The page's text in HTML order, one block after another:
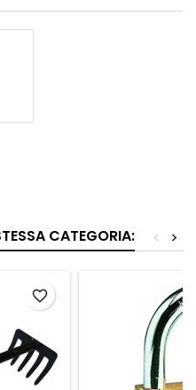
CATEGORIA: >
<
favorite_border